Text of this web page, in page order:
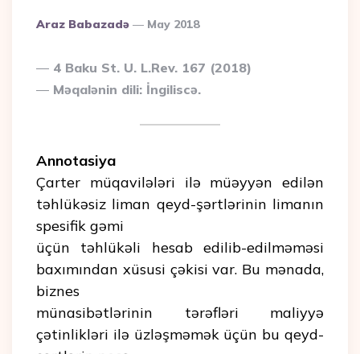
Posted
Araz Babazadə May 2018
4 Baku St. U. L.Rev. 167 (2018)
Məqalənin dili: İngiliscə.
Annotasiya
Çarter müqavilələri ilə müəyyən edilən
təhlükəsiz liman qeyd-şərtlərinin limanın
spesifik gəmi
üçün təhlükəli hesab edilib-edilməməsi
baxımından xüsusi çəkisi var. Bu mənada,
biznes
münasibətlərinin tərəfləri maliyyə
çətinlikləri ilə üzləşməmək üçün bu qeyd-